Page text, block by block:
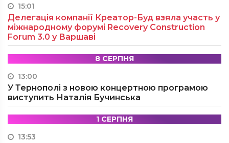
15:01
Делегація компанії Креатор-Буд взяла участь у
міжнародному форумі Recovery Construction
Forum 3.0 у Варшаві
8 СЕРПНЯ
13:00
У Тернополі з новою концертною програмою
виступить Наталія Бучинська
1 СЕРПНЯ
13:53